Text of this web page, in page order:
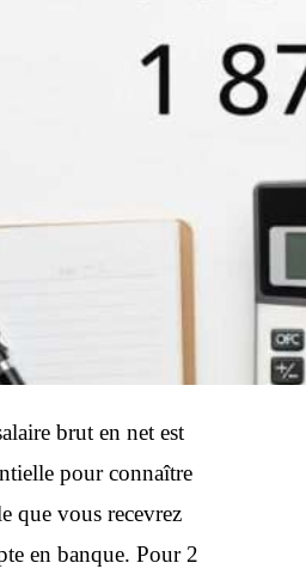
brut en net est
pour connaître
que vous recevrez
en banque. Pour 2